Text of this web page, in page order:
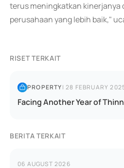
terus meningkatkan kinerjanya
perusahaan yang lebih baik,"
RISET TERKAIT
PROPERTY|28 FEBRUARY
Facing Another Year of
BERITA TERKAIT
06 AUGUST 2026